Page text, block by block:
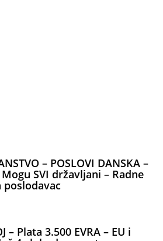
– POSLOVI DANSKA –
SVI državljani – Radne
poslodavac
– Plata 3.500 EVRA – EU i